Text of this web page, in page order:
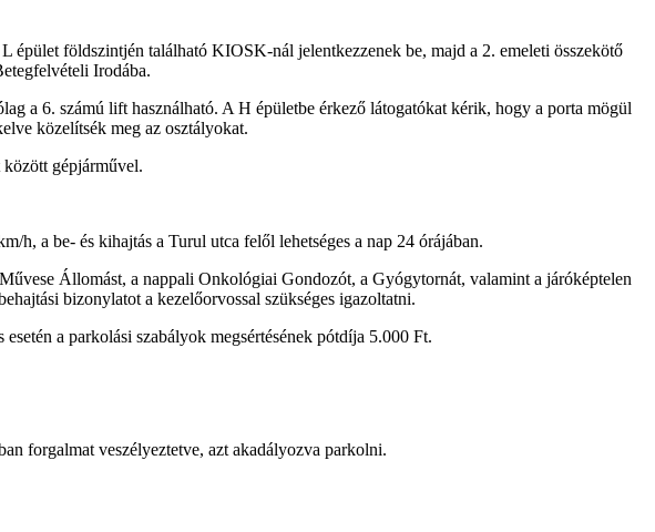
épület földszintjén található KIOSK-nál jelentkezzenek be, majd a 2. emeleti összekötő
Irodába.
a 6. számú lift használható. A H épületbe érkező látogatókat kérik, hogy a porta mögül
közelítsék meg az osztályokat.
gépjárművel.
h, a be- és kihajtás a Turul utca felől lehetséges a nap 24 órájában.
Állomást, a nappali Onkológiai Gondozót, a Gyógytornát, valamint a járóképtelen
bizonylatot a kezelőorvossal szükséges igazoltatni.
a parkolási szabályok megsértésének pótdíja 5.000 Ft.
forgalmat veszélyeztetve, azt akadályozva parkolni.